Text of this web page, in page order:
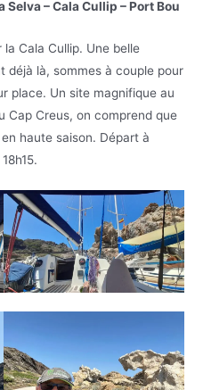
– Cala Cullip – Port Bou
Cala Cullip. Une belle
déjà là, sommes à couple pour
place. Un site magnifique au
Cap Creus, on comprend que
haute saison. Départ à